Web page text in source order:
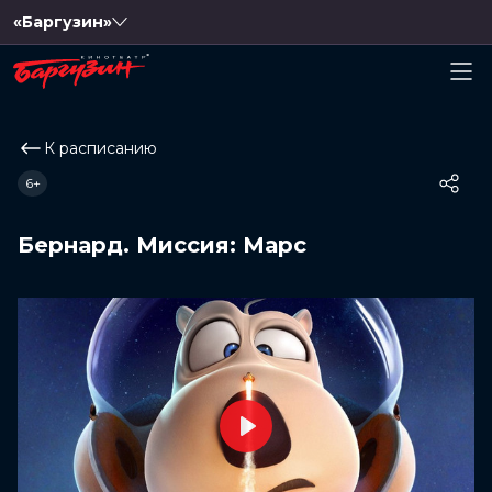
«Баргузин»
К расписанию
Бернард. Миссия: Марс
6+
Play